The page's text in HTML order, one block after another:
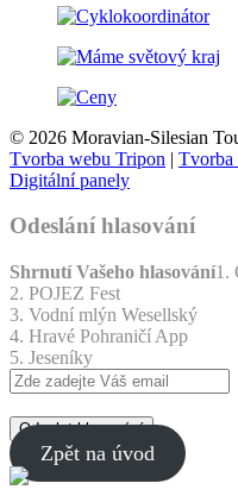
© 2026 Moravian-Silesian
Tvorba webu Tripon | Tvorba
Digitální panely
Odeslání hlasování
Shrnutí Vašeho hlasování1.
2. POJEZ Fest
3. Vodní mlýn Wesellský
4. Hravé Pohraničí App
5. Jeseníky
Odeslat hlasování
Zpět na úvod